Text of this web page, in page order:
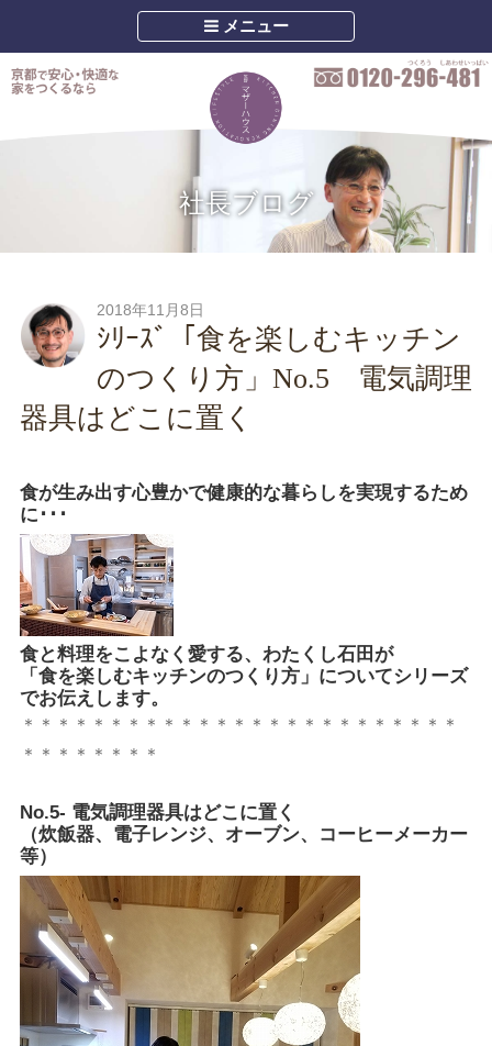
メニュー
社長ブログ
2018年11月8日
ｼﾘｰｽﾞ「食を楽しむキッチン
のつくり方」No.5 電気調理
器具はどこに置く
食が生み出す心豊かで健康的な暮らしを実現するため
に･･･
食と料理をこよなく愛する、わたくし石田が
「食を楽しむキッチンのつくり方」についてシリーズ
でお伝えします。
＊＊＊＊＊＊＊＊＊＊＊＊＊＊＊＊＊＊＊＊＊＊＊＊＊
＊＊＊＊＊＊＊＊
No.5- 電気調理器具はどこに置く
（炊飯器、電子レンジ、オーブン、コーヒーメーカー
等）